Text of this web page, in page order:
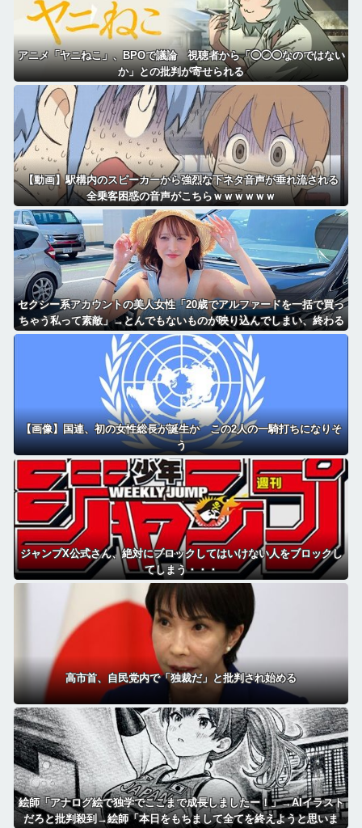
アニメ「ヤニねこ」、BPOで議論 視聴者から「◯◯◯なのではない
か」との批判が寄せられる
【動画】駅構内のスピーカーから強烈な下ネタ音声が垂れ流される
全乗客困惑の音声がこちらｗｗｗｗｗｗ
セクシー系アカウントの美人女性「20歳でアルファードを一括で買っ
ちゃう私って素敵」→とんでもないものが映り込んでしまい、終わる
【画像】国連、初の女性総長が誕生か この2人の一騎打ちになりそ
う
ジャンプX公式さん、絶対にブロックしてはいけない人をブロックし
てしまう・・・
高市首、自民党内で「独裁だ」と批判され始める
絵師「アナログ絵で独学でここまで成長しましたー！」→AIイラスト
だろと批判殺到→絵師「本日をもちまして全てを終えようと思いま